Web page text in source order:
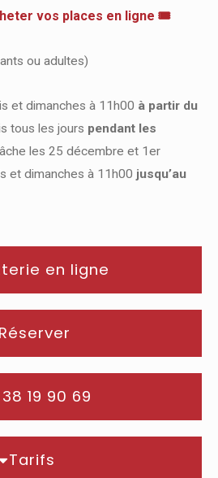
vos places en ligne 🎟
ou adultes)
et dimanches à 11h00 à partir du
tous les jours pendant les
les 25 décembre et 1er
et dimanches à 11h00 jusqu’au
en ligne
Réserver
19 90 69
Tarifs